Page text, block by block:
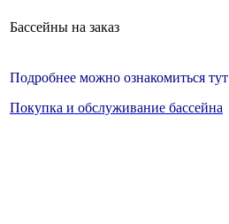
Бассейны на заказ
Подробнее можно ознакомиться тут
Покупка и обслуживание бассейна